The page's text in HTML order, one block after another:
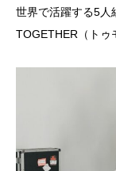
世界で活躍する5人
TOGETHER（トゥ